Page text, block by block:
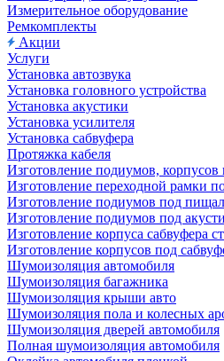
Измерительное оборудование
Ремкомплекты
Акции
Услуги
Установка автозвука
Установка головного устройства
Установка акустики
Установка усилителя
Установка сабвуфера
Протяжка кабеля
Изготовление подиумов, корпусов
Изготовление переходной рамки
Изготовление подиумов под
Изготовление подиумов под
Изготовление корпуса сабвуфера
Изготовление корпусов под
Шумоизоляция автомобиля
Шумоизоляция багажника
Шумоизоляция крыши авто
Шумоизоляция пола и колесных
Шумоизоляция дверей автомобиля
Полная шумоизоляция автомобиля